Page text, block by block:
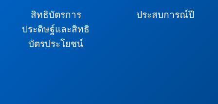
สิทธิบัตรการ
ประดิษฐ์และสิทธิ
บัตรประโยชน์
ประสบการณ์ปี